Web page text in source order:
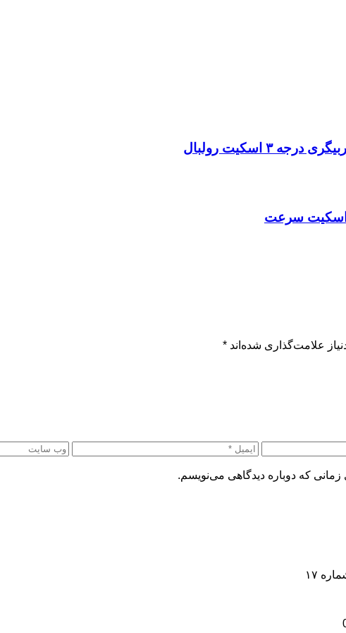
اسکیت رولبال
اسکیت سرعت
علامت‌گذاری شده‌اند *
که دوباره دیدگاهی می‌نویسم.
۱۷